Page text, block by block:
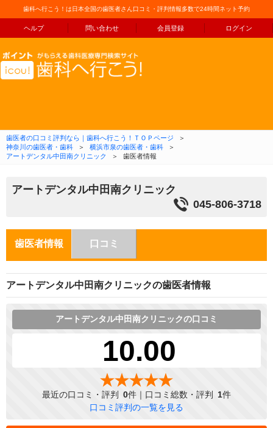
歯科へ行こう！は日本全国の歯医者さん口コミ・評判情報多数で24時間ネット予約
ヘルプ 問い合わせ 会員登録 ログイン
コンテンツへ移動
歯医者の口コミ評判なら｜歯科へ行こう！ＴＯＰページ
＞
神奈川の歯医者・歯科
＞ 横浜市泉の歯医者・歯科
＞
アートデンタル中田南クリニック
＞ 歯医者情報
アートデンタル中田南クリニック
045-806-3718
歯医者情報 口コミ
アートデンタル中田南クリニックの歯医者情報
アートデンタル中田南クリニックの口コミ
10.00
最近の口コミ・評判 0件｜口コミ総数・評判 1件
口コミ評判の一覧を見る